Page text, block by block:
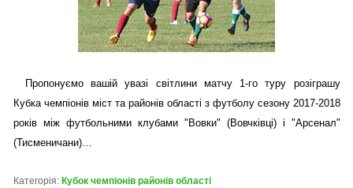
Пропонуємо вашій увазі світлини матчу 1-го туру розіграшу
Кубка чемпіонів міст та районів області з футболу сезону 2017-2018
років між футбольними клубами "Вовки" (Вовчківці) і "Арсенал"
(Тисменичани)…
Категорія: Кубок чемпіонів районів області